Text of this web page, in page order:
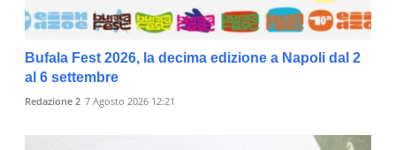
Bufala Fest 2026, la decima edizione a Napoli dal 2
al 6 settembre
Redazione 2 7 Agosto 2026 12:21